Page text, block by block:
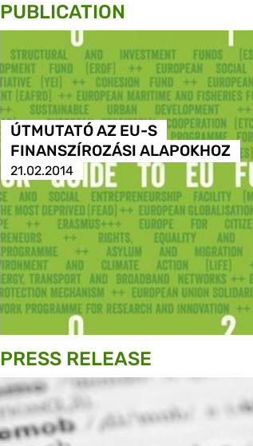
PUBLICATION
ÚTMUTATÓ AZ EU-S
FINANSZÍROZÁSI ALAPOKHOZ
21.02.2014
PRESS RELEASE